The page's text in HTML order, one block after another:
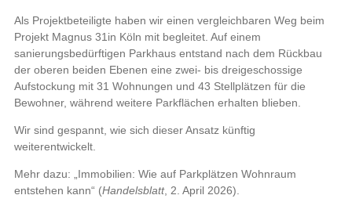
Als Projektbeteiligte haben wir einen vergleichbaren Weg beim
Projekt Magnus 31in Köln mit begleitet. Auf einem
sanierungsbedürftigen Parkhaus entstand nach dem Rückbau
der oberen beiden Ebenen eine zwei- bis dreigeschossige
Aufstockung mit 31 Wohnungen und 43 Stellplätzen für die
Bewohner, während weitere Parkflächen erhalten blieben.
Wir sind gespannt, wie sich dieser Ansatz künftig
weiterentwickelt.
Mehr dazu:
„Immobilien: Wie auf Parkplätzen Wohnraum
entstehen kann“ (Handelsblatt, 2. April 2026).